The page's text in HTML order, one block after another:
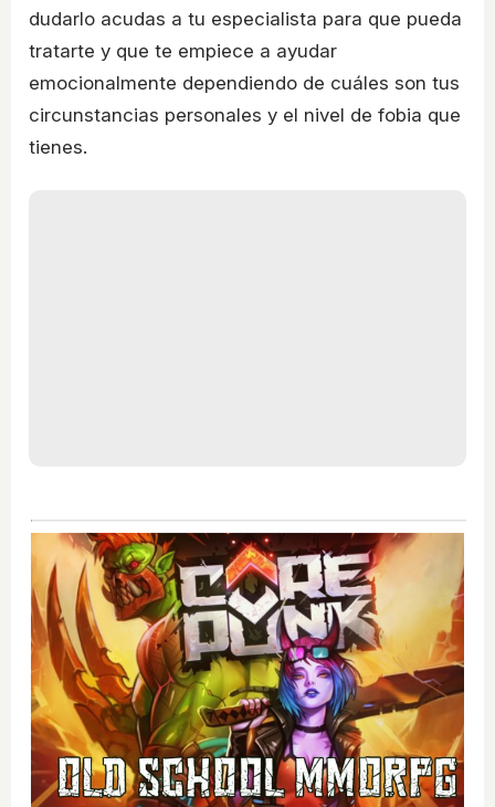
dudarlo acudas a tu especialista para que pueda
tratarte y que te empiece a ayudar
emocionalmente dependiendo de cuáles son tus
circunstancias personales y el nivel de fobia que
tienes.